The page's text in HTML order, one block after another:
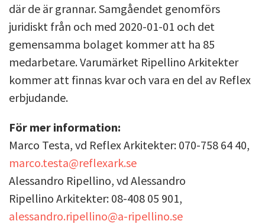
där de är grannar. Samgåendet genomförs
juridiskt från och med 2020-01-01 och det
gemensamma bolaget kommer att ha 85
medarbetare. Varumärket Ripellino Arkitekter
kommer att finnas kvar och vara en del av Reflex
erbjudande.
För mer information:
Marco Testa, vd Reflex Arkitekter: 070-758 64 40,
marco.testa@reflexark.se
Alessandro Ripellino, vd Alessandro
Ripellino Arkitekter: 08-408 05 901,
alessandro.ripellino@a-ripellino.se